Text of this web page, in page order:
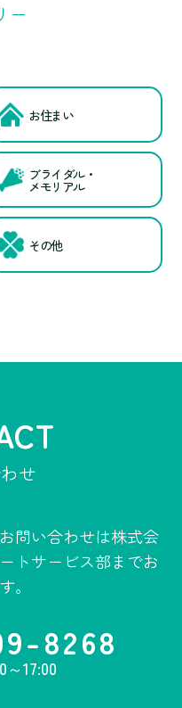
ー
お住まい
ブライダル・
メモリアル
その他
せ
問い合わせは株式会
トサービス部までお
。
8268
17:00